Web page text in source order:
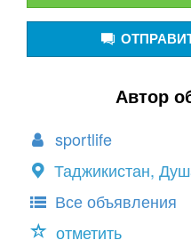
Автор
sportlife
Таджикистан,
Все объявления
отметить